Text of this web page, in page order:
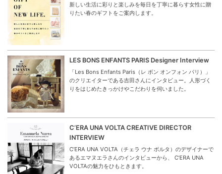
新しい生活に彩りと楽しみを毎日を丁寧に暮らす女性に贈
りたい春のギフトをご案内します。
LES BONS ENFANTS PARIS Designer Interview
「Les Bons Enfants Paris（レ ボン オンフォン パリ）」
のクリエイターである吉田さんにインタビュー。人形づく
りをはじめたきっかけやこだわりを伺いました。
C’ERA UNA VOLTA CREATIVE DIRECTOR
INTERVIEW
C’ERA UNA VOLTA（チェラ ウナ ボルタ）のデザイナーで
あるエマヌエラさんのインタビューから、 C’ERA UNA
VOLTAの魅力をひもときます。